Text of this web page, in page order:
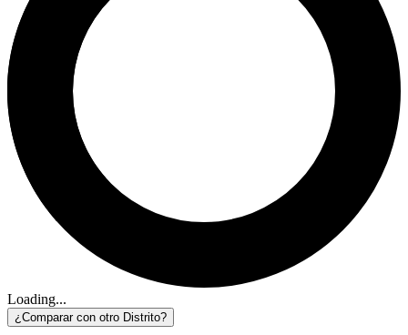
Loading...
¿Comparar con otro Distrito?